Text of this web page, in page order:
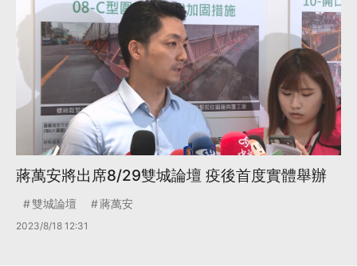
蔣萬安將出席8/29雙城論壇 疫後首度實體舉辦
雙城論壇 蔣萬安
2023/8/18 12:31